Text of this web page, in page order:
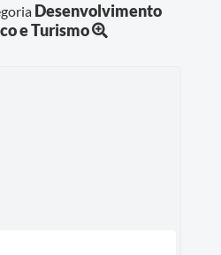
Desenvolvimento
e Turismo